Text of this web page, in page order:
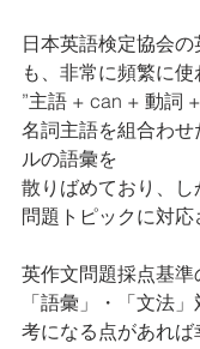
日本英語検定協会
も、非常に頻繁に
”主語 + can + 動詞
名詞主語を組合わ
ルの語彙を
散りばめており、
問題トピックに対応
英作文問題採点基準
「語彙」・「文法
考になる点があれば